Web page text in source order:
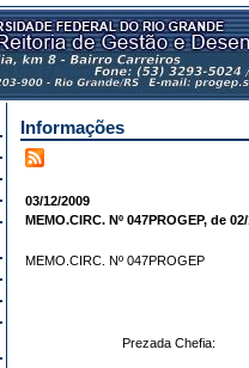
Informações
03/12/2009
MEMO.CIRC. Nº 047PROGEP, de
MEMO.CIRC. Nº 047PROGEP
Prezada Chefia: